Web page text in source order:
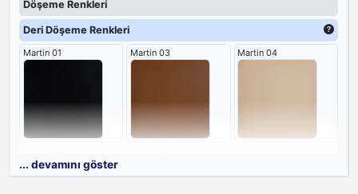
Döşeme Renkleri
Deri Döşeme Renkleri
Martin 01 Martin 03 Martin 04
... devamını göster